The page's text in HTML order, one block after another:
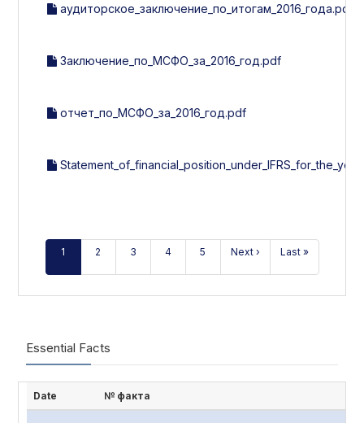
аудиторское_заключение_по_итогам_2016_года.pdf
Заключение_по_МСФО_за_2016_год.pdf
отчет_по_МСФО_за_2016_год.pdf
1 2 3 4 5 Next › Last »
Essential Facts
Date № факта